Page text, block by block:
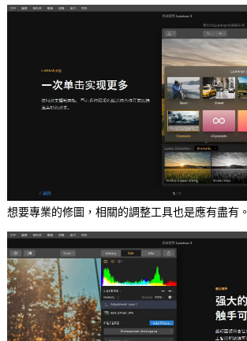
想要專業的修圖，相關的調整工具也是應有盡有。